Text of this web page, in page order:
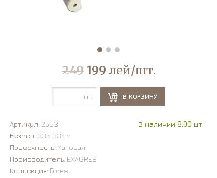
249 199 лей/шт.
шт. В КОРЗИНУ
Артикул: 2553
В наличии 8.00 шт.
Размер: 33 х 33 см
Поверхность: Матовая
Производитель: EXAGRES
Коллекция: Forest